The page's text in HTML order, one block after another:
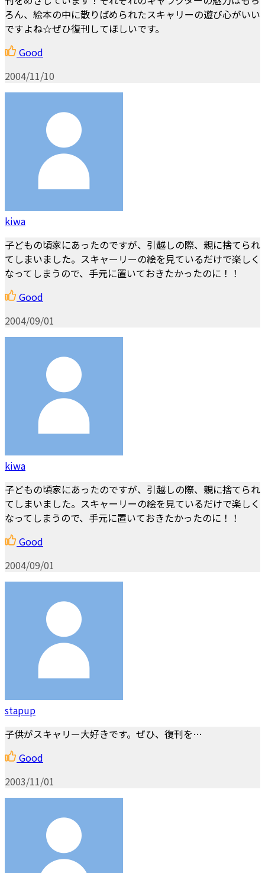
ろん、絵本の中に散りばめられたスキャリーの遊び心がいい
ですよね☆ぜひ復刊してほしいです。
Good
2004/11/10
kiwa
子どもの頃家にあったのですが、引越しの際、親に捨てられ
てしまいました。スキャーリーの絵を見ているだけで楽しく
なってしまうので、手元に置いておきたかったのに！！
Good
2004/09/01
kiwa
子どもの頃家にあったのですが、引越しの際、親に捨てられ
てしまいました。スキャーリーの絵を見ているだけで楽しく
なってしまうので、手元に置いておきたかったのに！！
Good
2004/09/01
stapup
子供がスキャリー大好きです。ぜひ、復刊を…
Good
2003/11/01